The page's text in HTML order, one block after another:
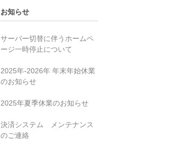
お知らせ
サーバー切替に伴うホームペ
ージ一時停止について
2025年‐2026年 年末年始休業
のお知らせ
2025年夏季休業のお知らせ
決済システム メンテナンス
のご連絡